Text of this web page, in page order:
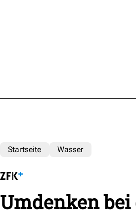
Startseite Wasser
Umdenken